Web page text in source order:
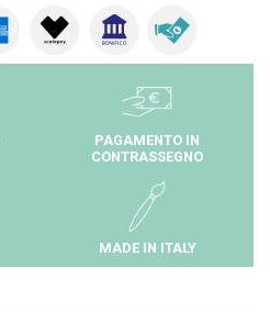
PAGAMENTO IN
CONTRASSEGNO
MADE IN ITALY